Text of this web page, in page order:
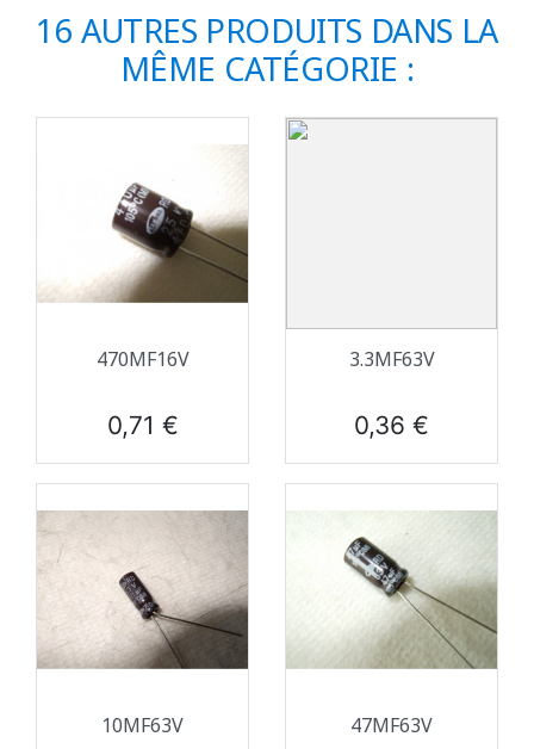
16 AUTRES PRODUITS DANS LA
MÊME CATÉGORIE :
470ΜF16V
Prix
0,71 €
3.3ΜF63V
Prix
0,36 €
10ΜF63V 47ΜF63V